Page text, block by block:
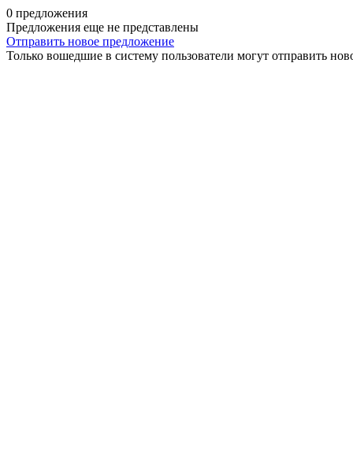
0 предложения
Предложения еще не представлены
Отправить новое предложение
Только вошедшие в систему пользователи могут отправить